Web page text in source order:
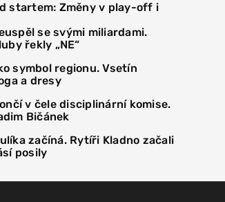
startem: Změny v play-off i
se svými miliardami.
řekly „NE“
symbol regionu. Vsetín
a dresy
v čele disciplinární komise.
Bičánek
začíná. Rytíři Kladno začali
posily